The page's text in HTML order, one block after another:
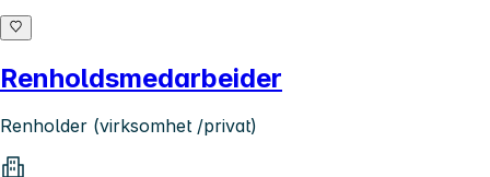
Renholdsmedarbeider
Renholder (virksomhet /privat)